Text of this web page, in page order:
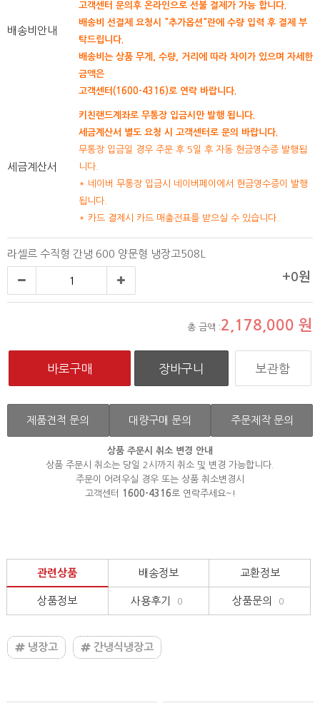
배송비안내
고객센터 문의후 온라인으로 선불 결제가 가능 합니다.
배송비 선결제 요청시 "추가옵션"란에 수량 입력 후 결제 부
탁드립니다.
배송비는 상품 무게, 수량, 거리에 따라 차이가 있으며 자세한
금액은
고객센터(1600-4316)로 연락 바랍니다.
세금계산서
키친랜드계좌로 무통장 입금시만 발행 됩니다.
세금계산서 별도 요청 시 고객센터로 문의 바랍니다.
무통장 입금일 경우 주문 후 5일 후 자동 현금영수증 발행됩
니다.
* 네이버 무통장 입금시 네이버페이에서 현금영수증이 발행
됩니다.
* 카드 결제시 카드 매출전표를 받으실 수 있습니다.
라셀르 수직형 간냉 600 양문형 냉장고508L
+0원
총 금액 :2,178,000 원
보관함
제품견적 문의 대량구매 문의 주문제작 문의
상품 주문시 취소 변경 안내
상품 주문시 취소는 당일 2시까지 취소 및 변경 가능합니다.
주문이 어려우실 경우 또는 상품 취소변경시
고객센터
1600-4316로 연락주세요~!
관련상품 배송정보 교환정보
상품정보 사용후기 0 상품문의 0
냉장고 간냉식냉장고